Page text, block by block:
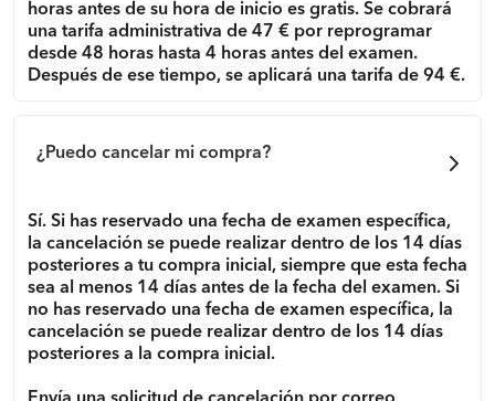
horas antes de su hora de inicio es gratis. Se cobrará
una tarifa administrativa de 47 € por reprogramar
desde 48 horas hasta 4 horas antes del examen.
Después de ese tiempo, se aplicará una tarifa de 94 €.
¿Puedo cancelar mi compra?
Sí. Si has reservado una fecha de examen específica,
la cancelación se puede realizar dentro de los 14 días
posteriores a tu compra inicial, siempre que esta fecha
sea al menos 14 días antes de la fecha del examen. Si
no has reservado una fecha de examen específica, la
cancelación se puede realizar dentro de los 14 días
posteriores a la compra inicial.